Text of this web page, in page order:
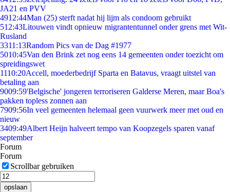
JA21 en PVV
4912:44Man (25) sterft nadat hij lijm als condoom gebruikt
512:43Litouwen vindt opnieuw migrantentunnel onder grens met Wit-
Rusland
3311:13Random Pics van de Dag #1977
5010:45Van den Brink zet nog eens 14 gemeenten onder toezicht om
spreidingswet
1110:20Accell, moederbedrijf Sparta en Batavus, vraagt uitstel van
betaling aan
9009:59'Belgische' jongeren terroriseren Galderse Meren, maar Boa's
pakken topless zonnen aan
7909:56In veel gemeenten helemaal geen vuurwerk meer met oud en
nieuw
3409:49Albert Heijn halveert tempo van Koopzegels sparen vanaf
september
Forum
Forum
Scrollbar gebruiken
opslaan